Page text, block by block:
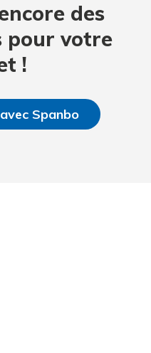
des
pour votre
!
Spanbo